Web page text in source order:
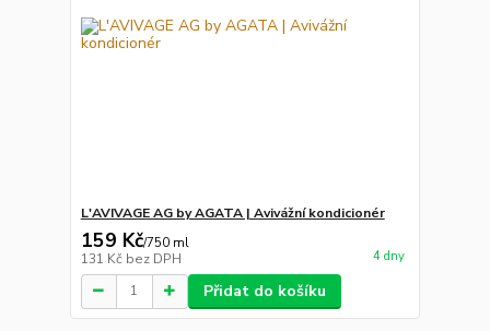
L'AVIVAGE AG by AGATA | Avivážní kondicionér
159 Kč/750 ml
131 Kč bez DPH 4 dny
Přidat do košíku